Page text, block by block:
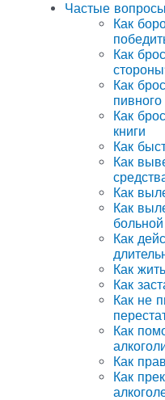
Частые вопросы
Как
Как
Как
Как
книги
Как
Как
Как
Как
Как
Как
Как
Как не
Как
Как
Как